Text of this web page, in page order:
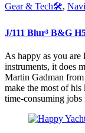
Gear & Tech🛠,
J/111 Blur³ B&G
As happy as you
instruments, it does
Martin Gadman
make the most of
time-consuming